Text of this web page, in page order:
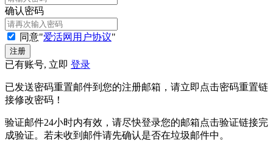
确认密码
同意"爱活网用户协议"
已有账号, 立即 登录
已发送密码重置邮件到您的注册邮箱，请立即点击密码重置链
接修改密码！
验证邮件24小时内有效，请尽快登录您的邮箱点击验证链接完
成验证。若未收到邮件请先确认是否在垃圾邮件中。